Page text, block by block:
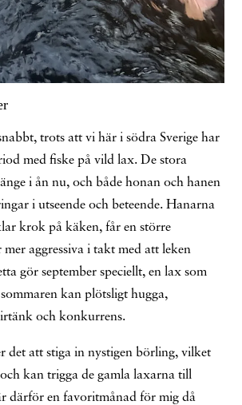
trots att vi här i södra Sverige har
med fiske på vild lax. De stora
i ån nu, och både honan och hanen
i utseende och beteende. Hanarna
krok på käken, får en större
aggressiva i takt med att leken
gör september speciellt, en lax som
kan plötsligt hugga,
och konkurrens.
det att stiga in nystigen börling, vilket
kan trigga de gamla laxarna till
därför en favoritmånad för mig då